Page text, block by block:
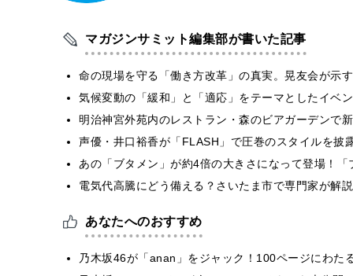
マガジンサミット編集部が書いた記事
命の現場を守る「働き方改革」の真実。晃友会が示
気候変動の「緩和」と「適応」をテーマとしたイベ
明治神宮外苑内のレストラン・森のビアガーデンで
声優・井口裕香が「FLASH」で圧巻のスタイルを
あの「ブタメン」が約4倍の大きさになって登場！
電気代高騰にどう備える？さいたま市で専門家が解
あなたへのおすすめ
乃木坂46が「anan」をジャック！100ページにわた